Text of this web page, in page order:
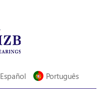
Español Português